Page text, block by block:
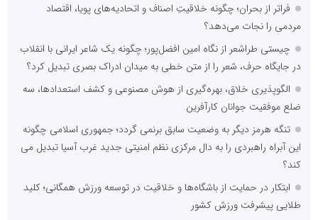
فراتر از بحران؛ چگونه خلاقیتِ اصناف و اتحادیه‌های پویا، اقتصاد
مردمی را نجات می‌دهد؟
چیستی طراشعر از نگاه امین افضل‌پور؛ چگونه یک شاعر ایرانی با انقلاب
در جایگاه حرف، شعر را از متن خطی به میدان ادراک بصری تبدیل کرد؟
الگوپذیری خلاق، بهره‌گیری از هوش مصنوعی و کشف استعدادها، سه
ضلع موفقیت جوانان کارآفرین
تنگه هرمز دیگر به وضعیت سابق برنمی گردد؛ جمهوری اسلامی چگونه
این آبراه راهبردی را به دال مرکزی نظم امنیتی جدید غرب آسیا تبدیل می
کند؟
ابتکار در حمایت از باشگاه‌ها و خلاقیت در توسعه ورزش همگانی؛ کلید
طلایی پیشرفت ورزش کشور